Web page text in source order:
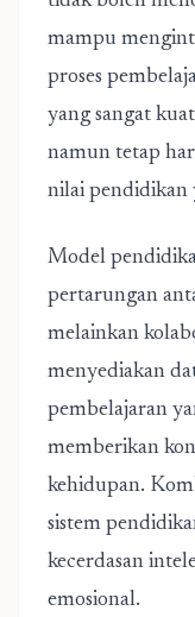
mampu
proses
yang sangat
namun tetap
nilai pendidikan
Model
pertarungan
melainkan
menyediakan
pembelajaran
memberikan
kehidupan.
sistem
kecerdasan
emosional.